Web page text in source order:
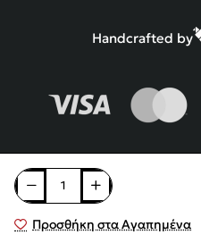
Προσθήκη στα Αγαπημένα
Handcrafted by